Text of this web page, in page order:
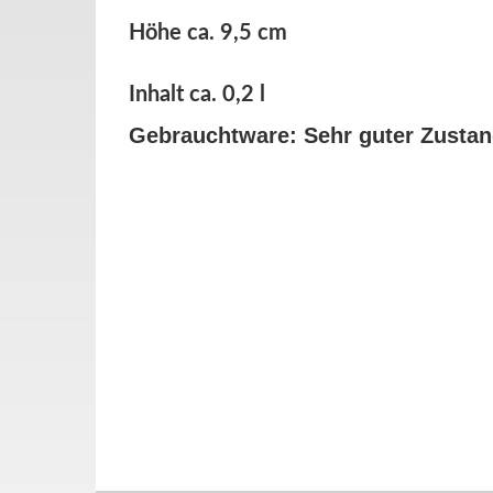
Höhe ca. 9,5 cm
Inhalt ca. 0,2 l
Gebrauchtware: Sehr guter